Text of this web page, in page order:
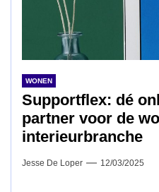
WONEN
Supportflex: dé
partner voor de
interieurbranche
Jesse De Loper 12/03/2025